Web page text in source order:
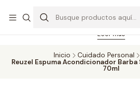
Feriado 21-05-2026 atención hasta las 14
día solo área Metropolitana Santiago por
Pedidos hasta 16 hrs., sábados y domingos
Leer más
Inicio Cuidado Personal
Reuzel Espuma Acondicionador Barba
70ml